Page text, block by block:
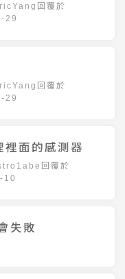
回覆於
29
回覆於
29
面的感測器
回覆於
10
失敗